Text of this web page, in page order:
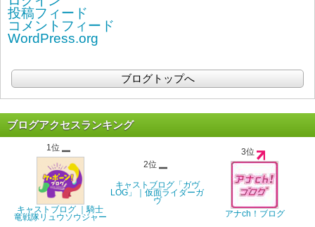
投稿フィード
コメントフィード
WordPress.org
ブログトップへ
ブログアクセスランキング
1位
キャストブログ ｜騎士
竜戦隊リュウソウジャー
2位
キャストブログ「ガヴ
LOG」｜仮面ライダーガ
ヴ
3位
アナch！ブログ